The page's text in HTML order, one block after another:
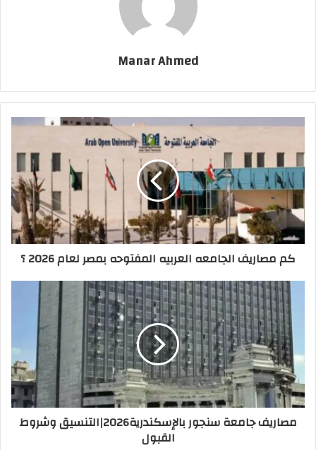
Manar Ahmed
كم مصاريف الجامعه العربيه المفتوحه بمصر لعام 2026 ؟
مصاريف جامعة سنجور بالإسكندرية2026|التنسيق وشروط
القبول